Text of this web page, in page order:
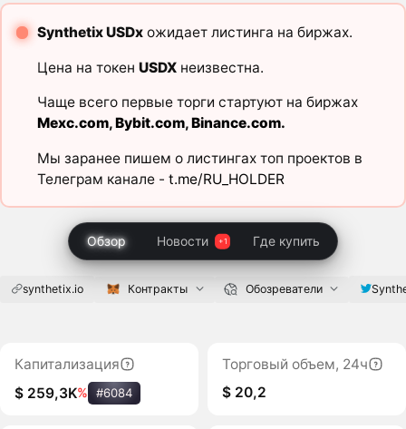
Synthetix USDxожидает листинга на биржах.
Цена на токен USDXнеизвестна.
Чаще всего первые торги стартуют на биржах
Mexc.com,Bybit.com,Binance.com.
Мы заранее пишем о листингах топ проектов в
Телеграм канале - t.me/RU_HOLDER
Обзор Новости Где купить
synthetix.io Контракты Обозреватели
Капитализация
$ 259,3K% #6084
Торговый объем, 24ч
$ 20,2